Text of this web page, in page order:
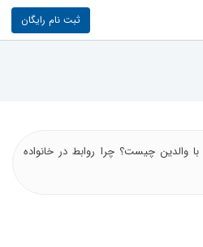
ثبت نام رایگان
با والدین چیست؟ چرا روابط در خانواده